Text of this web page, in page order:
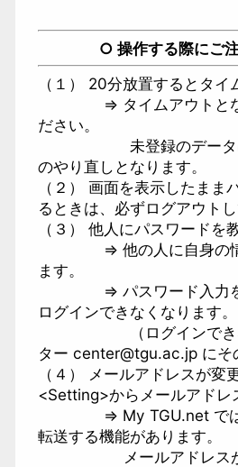
○ 操作する際にご注意
（１） 20分放置するとタイ
⇒ タイムアウトとなっ
ださい。
未登録のデータは保
のやり直しとなります。
（２） 画面を表示したま
るときは、必ずログアウトし
（３） 他人にパスワードを
⇒ 他の人に自身の情報
ます。
⇒ パスワード入力を８
ログインできなくなります。
（ログインできなく
ター center@tgu.ac.jp にそ
（４） メールアドレスが
<Setting>からメールアドレ
⇒ My TGU.net では、
転送する機能があります。
メールアドレスが正